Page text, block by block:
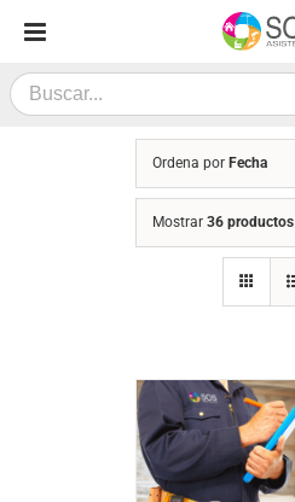
contenido
Search
for:
Ordena por Fecha
Mostrar 36 productos